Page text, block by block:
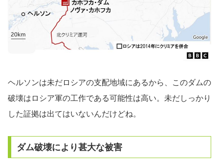
ヘルソンは未だロシアの支配地域にあるから、このダムの
破壊はロシア軍の工作である可能性は高い。未だしっかり
した証拠は出てはいないんだけどね。
ダム破壊により甚大な被害